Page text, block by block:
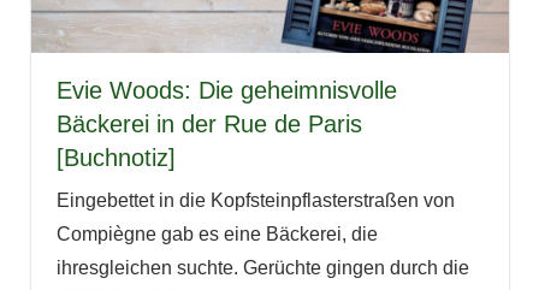
Evie Woods: Die geheimnisvolle
Bäckerei in der Rue de Paris
[Buchnotiz]
Eingebettet in die Kopfsteinpflasterstraßen von
Compiègne gab es eine Bäckerei, die
ihresgleichen suchte. Gerüchte gingen durch die